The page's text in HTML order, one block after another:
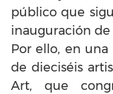
público que
inauguración
Por ello, en una
de dieciséis
Art, que